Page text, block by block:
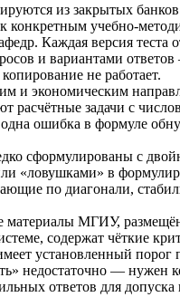
из закрытых
конкретным учебно-
Каждая версия теста
и вариантами
не работает.
и экономическим
расчётные задачи с
ошибка в формуле
сформулированы с
«ловушками» в
по диагонали,
материалы МГИУ,
содержат чёткие
установленный порог
недостаточно — нужен
ответов для